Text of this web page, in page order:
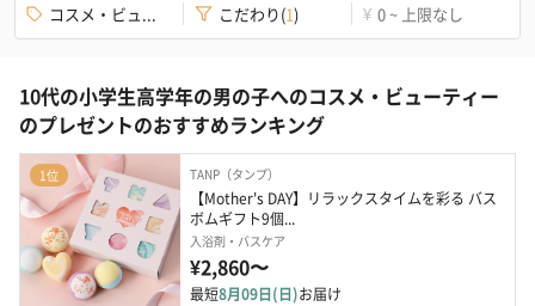
コスメ・ビュ... こだわり(1) ¥ 0 ~ 上限なし
10代の小学生高学年の男の子へのコスメ・ビューティー
のプレゼントのおすすめランキング
1位 TANP（タンプ）
【Mother's DAY】リラックスタイムを彩る バス
ボムギフト9個...
入浴剤・バスケア
¥2,860〜
最短8月09日(日)お届け